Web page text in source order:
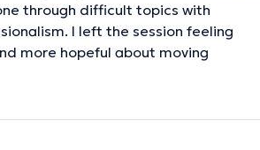
through difficult topics with
I left the session feeling
more hopeful about moving